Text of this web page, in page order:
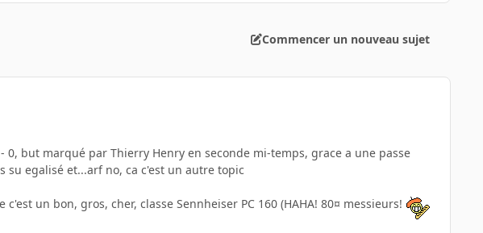
Commencer un nouveau sujet
but marqué par Thierry Henry en seconde mi-temps, grace a une passe
su egalisé et...arf no, ca c'est un autre topic
un bon, gros, cher, classe Sennheiser PC 160 (HAHA! 80¤ messieurs!